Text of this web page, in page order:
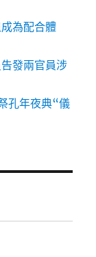
為配合體
發兩官員涉
孔年夜典“儀